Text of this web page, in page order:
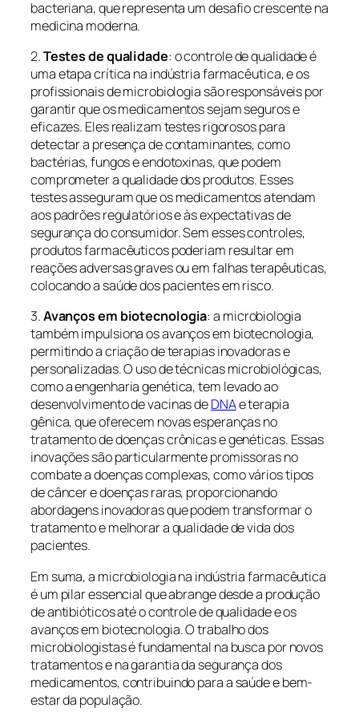
bacteriana, que representa um desafio crescente na
medicina moderna.
2.Testes de qualidade: o controle de qualidade é
uma etapa crítica na indústria farmacêutica, e os
profissionais de microbiologia são responsáveis por
garantir que os medicamentos sejam seguros e
eficazes. Eles realizam testes rigorosos para
detectar a presença de contaminantes, como
bactérias, fungos e endotoxinas, que podem
comprometer a qualidade dos produtos. Esses
testes asseguram que os medicamentos atendam
aos padrões regulatórios e às expectativas de
segurança do consumidor. Sem esses controles,
produtos farmacêuticos poderiam resultar em
reações adversas graves ou em falhas terapêuticas,
colocando a saúde dos pacientes em risco.
3.Avanços em biotecnologia: a microbiologia
também impulsiona os avanços em biotecnologia,
permitindo a criação de terapias inovadoras e
personalizadas. O uso de técnicas microbiológicas,
como a engenharia genética, tem levado ao
desenvolvimento de vacinas deDNAe terapia
gênica, que oferecem novas esperanças no
tratamento de doenças crônicas e genéticas. Essas
inovações são particularmente promissoras no
combate a doenças complexas, como vários tipos
de câncer e doenças raras, proporcionando
abordagens inovadoras que podem transformar o
tratamento e melhorar a qualidade de vida dos
pacientes.
Em suma, a microbiologia na indústria farmacêutica
é um pilar essencial que abrange desde a produção
de antibióticos até o controle de qualidade e os
avanços em biotecnologia. O trabalho dos
microbiologistas é fundamental na busca por novos
tratamentos e na garantia da segurança dos
medicamentos, contribuindo para a saúde e bem-
estar da população.